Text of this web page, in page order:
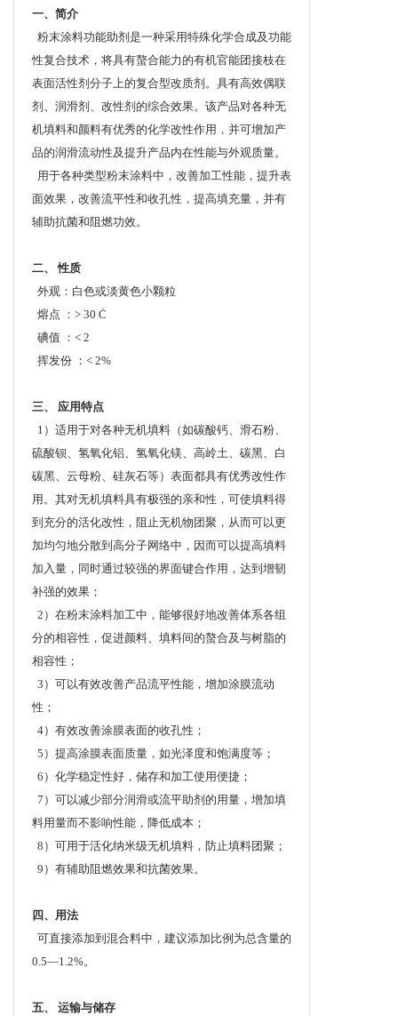
一、简介
粉末涂料功能助剂是一种采用特殊化学合成及功能
性复合技术，将具有螯合能力的有机官能团接枝在
表面活性剂分子上的复合型改质剂。具有高效偶联
剂、润滑剂、改性剂的综合效果。该产品对各种无
机填料和颜料有优秀的化学改性作用，并可增加产
品的润滑流动性及提升产品内在性能与外观质量。
用于各种类型粉末涂料中，改善加工性能，提升表
面效果，改善流平性和收孔性，提高填充量，并有
辅助抗菌和阻燃功效。
二、 性质
外观：白色或淡黄色小颗粒
熔点 ：> 30 Ċ
碘值 ：< 2
挥发份 ：< 2%
三、 应用特点
1）适用于对各种无机填料（如碳酸钙、滑石粉、
硫酸钡、氢氧化铝、氢氧化镁、高岭土、碳黑、白
碳黑、云母粉、硅灰石等）表面都具有优秀改性作
用。其对无机填料具有极强的亲和性，可使填料得
到充分的活化改性，阻止无机物团聚，从而可以更
加均匀地分散到高分子网络中，因而可以提高填料
加入量，同时通过较强的界面键合作用，达到增韧
补强的效果；
2）在粉末涂料加工中，能够很好地改善体系各组
分的相容性，促进颜料、填料间的螯合及与树脂的
相容性；
3）可以有效改善产品流平性能，增加涂膜流动
性；
4）有效改善涂膜表面的收孔性；
5）提高涂膜表面质量，如光泽度和饱满度等；
6）化学稳定性好，储存和加工使用便捷；
7）可以减少部分润滑或流平助剂的用量，增加填
料用量而不影响性能，降低成本；
8）可用于活化纳米级无机填料，防止填料团聚；
9）有辅助阻燃效果和抗菌效果。
四、用法
可直接添加到混合料中，建议添加比例为总含量的
0.5—1.2%。
五、 运输与储存